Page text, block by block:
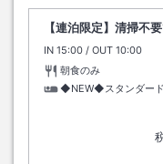
【連泊限定】清掃不
IN チェックイン
15:00 / OUT チェック
10:00
朝食のみ
◆NEW◆スタンダード